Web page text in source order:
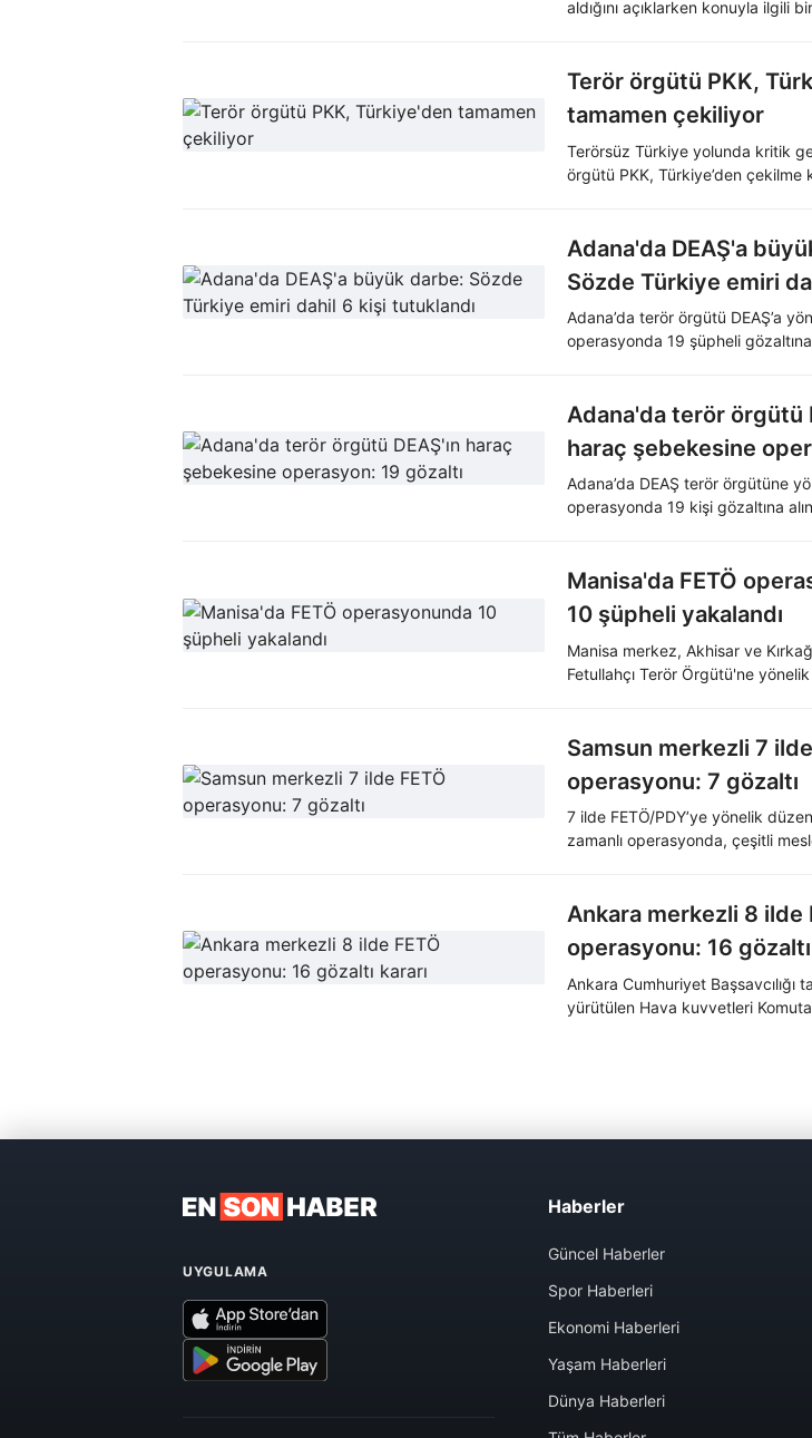
adımdır
aldığını açıklarken konuyla ilgili
gerçekleşen olumlu bir
Terör örgütü PKK,
tamamen çekiliyor
Terörsüz Türkiye yolunda kritik
örgütü PKK, Türkiye’den çekilme
Adana'da DEAŞ'a
Sözde Türkiye emiri
tutuklandı
Adana’da terör örgütü DEAŞ’a
operasyonda 19 şüpheli gözaltına
Adana'da terör örgütü
haraç şebekesine
gözaltı
Adana’da DEAŞ terör örgütüne
operasyonda 19 kişi gözaltına
uymayanları silahlı saldırıyla
Manisa'da FETÖ
10 şüpheli yakalandı
Manisa merkez, Akhisar ve
Fetullahçı Terör Örgütü'ne
Samsun merkezli 7
operasyonu: 7 gözaltı
7 ilde FETÖ/PDY’ye yönelik
zamanlı operasyonda, çeşitli
edildi.
Ankara merkezli 8 ilde
operasyonu: 16 gözaltı
Ankara Cumhuriyet Başsavcılığı
yürütülen Hava kuvvetleri
UYGULAMA
Haberler
Güncel Haberler
Spor Haberleri
Ekonomi Haberleri
Yaşam Haberleri
Dünya Haberleri